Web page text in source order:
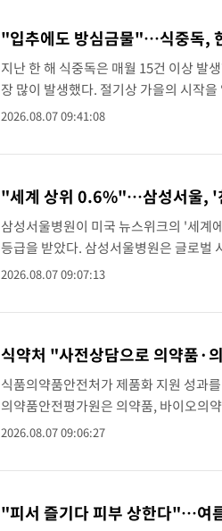
"입추에도 방심금물"…식중독,
지난 한 해 식중독은 매월 15건 이상 발
장 많이 발생했다. 절기상 가을의 시작
주의가 필요한 것으로 분석됐다.식품의
2026.08.07 09:41:08
"세계 상위 0.6%"…삼성서울, '
삼성서울병원이 미국 뉴스위크의 '세계
등급을 받았다. 삼성서울병원은 글로
가장 친환경적인 병원' (World’s
2026.08.07 09:07:13
식약처 "사전상담으로 의약품·
식품의약품안전처가 제품화 지원 성과
의약품안전평가원은 의약품, 바이오의
품목의 개발 현황 등 사전상담 운영 성
2026.08.07 09:06:27
"피서 즐기다 피부 상한다"…여